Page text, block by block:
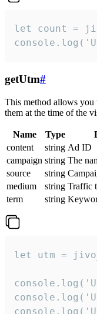
let count =
getUtm#
This method allows you
them at the time of the
Name Type
content
string Ad ID
campaign string The
source
string
medium
string Traffic
term
string
let utm =